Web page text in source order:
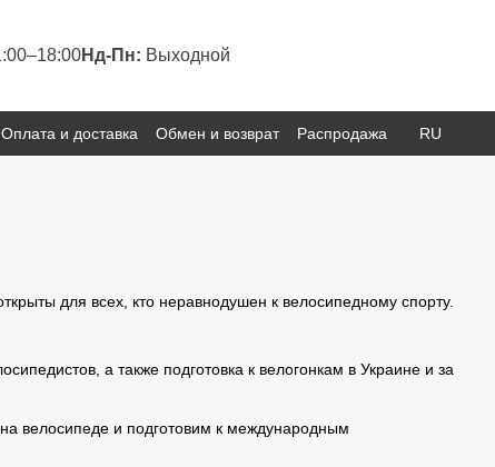
Нд-Пн: Выходной
Оплата и доставка Обмен и возврат
Распродажа
RU
для всех, кто неравнодушен к велосипедному спорту.
а также подготовка к велогонкам в Украине и за
велосипеде и подготовим к международным